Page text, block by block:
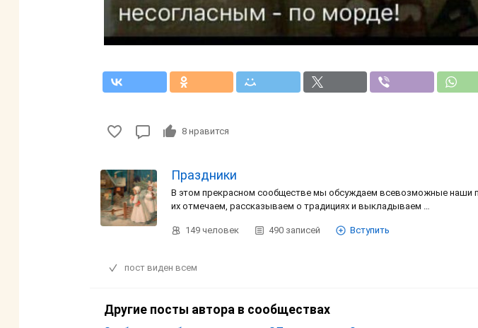
8 нравится
Праздники
В этом прекрасном сообществе мы обсуждаем всевозможные наши
их отмечаем, рассказываем о традициях и выкладываем …
149 человек 490 записей Вступить
пост виден всем
Другие посты автора в сообществах